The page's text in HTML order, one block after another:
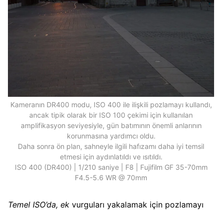
Kameranın DR400 modu, ISO 400 ile ilişkili pozlamayı kullandı,
ancak tipik olarak bir ISO 100 çekimi için kullanılan
amplifikasyon seviyesiyle, gün batımının önemli anlarının
korunmasına yardımcı oldu.
Daha sonra ön plan, sahneyle ilgili hafızamı daha iyi temsil
etmesi için aydınlatıldı ve ısıtıldı.
ISO 400 (DR400) | 1/210 saniye | F8 | Fujifilm GF 35-70mm
F4.5-5.6 WR @ 70mm
Temel ISO’da, ek vurguları yakalamak için pozlamayı